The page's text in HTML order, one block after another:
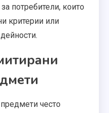
потребители, които
критерии или
често